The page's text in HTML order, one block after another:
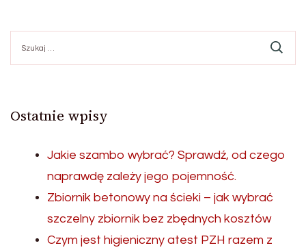
Ostatnie wpisy
Jakie szambo wybrać? Sprawdź, od czego
naprawdę zależy jego pojemność.
Zbiornik betonowy na ścieki – jak wybrać
szczelny zbiornik bez zbędnych kosztów
Czym jest higieniczny atest PZH razem z